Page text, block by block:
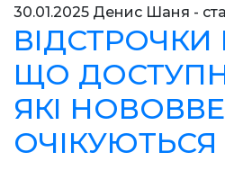
30.01.2025 Денис Шаня -
ВІДСТРОЧКИ
ЩО
ЯКІ
ОЧІКУЮТЬСЯ